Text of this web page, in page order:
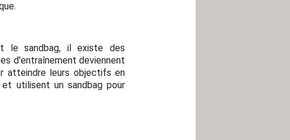
le sandbag, il existe des
d'entraînement deviennent
atteindre leurs objectifs en
utilisent un sandbag pour